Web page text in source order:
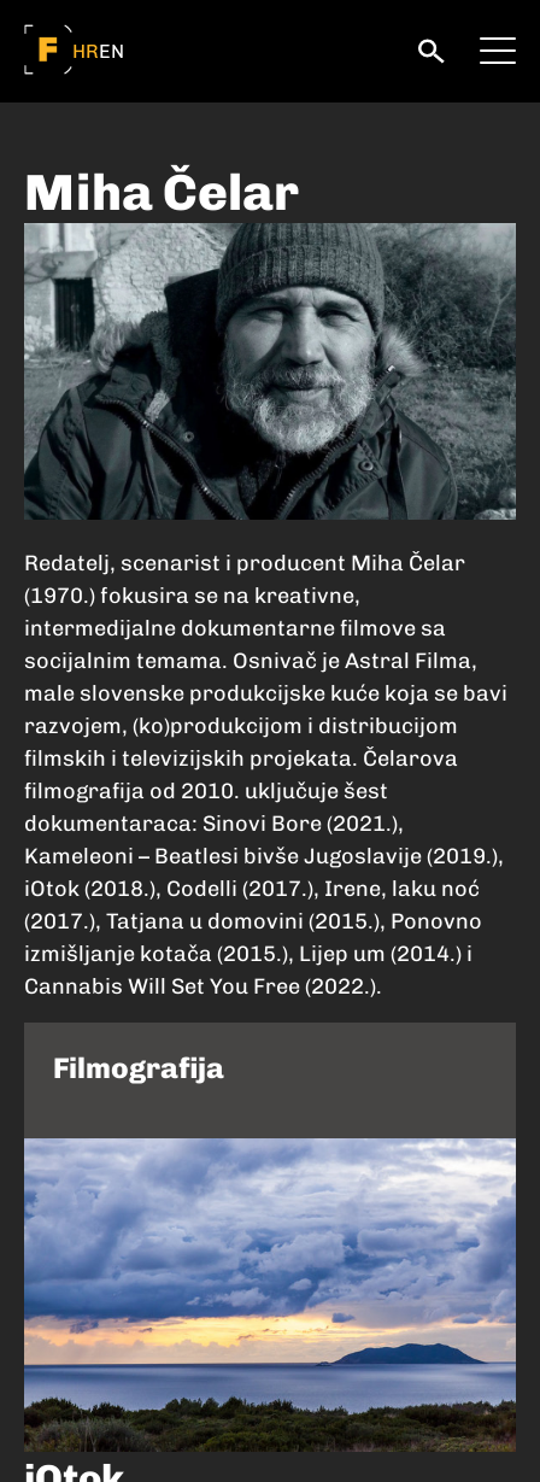
HREN
Miha Čelar
Redatelj, scenarist i producent Miha Čelar
(1970.) fokusira se na kreativne,
intermedijalne dokumentarne filmove sa
socijalnim temama. Osnivač je Astral Filma,
male slovenske produkcijske kuće koja se bavi
razvojem, (ko)produkcijom i distribucijom
filmskih i televizijskih projekata. Čelarova
filmografija od 2010. uključuje šest
dokumentaraca: Sinovi Bore (2021.),
Kameleoni – Beatlesi bivše Jugoslavije (2019.),
iOtok (2018.), Codelli (2017.), Irene, laku noć
(2017.), Tatjana u domovini (2015.), Ponovno
izmišljanje kotača (2015.), Lijep um (2014.) i
Cannabis Will Set You Free (2022.).
Filmografija